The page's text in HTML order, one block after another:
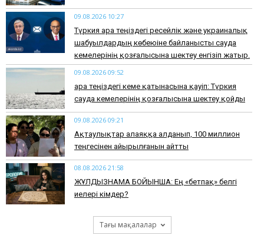
09.08.2026 10:27
Түркия Қара теңіздегі ресейлік және украиналық
шабуылдардың көбеюіне байланысты сауда
кемелерінің қозғалысына шектеу енгізіп жатыр.
09.08.2026 09:52
Қара теңіздегі кеме қатынасына қауіп: Түркия
сауда кемелерінің қозғалысына шектеу қойды
09.08.2026 09:21
Ақтаулықтар алаяққа алданып, 100 миллион
теңгесінен айырылғанын айтты
08.08.2026 21:58
ЖҰЛДЫЗНАМА БОЙЫНША: Ең «бетпақ» белгі
иелері кімдер?
Тағы мақалалар